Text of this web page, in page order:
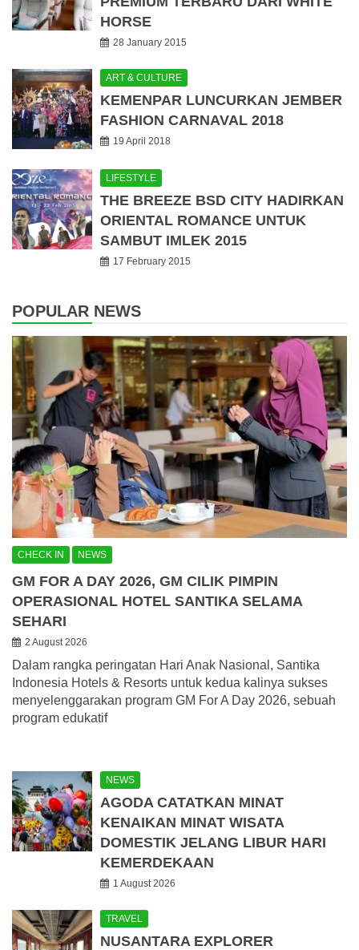
HORSE
28 January 2015
ART & CULTURE
KEMENPAR LUNCURKAN JEMBER
FASHION CARNAVAL 2018
19 April 2018
LIFESTYLE
THE BREEZE BSD CITY HADIRKAN
ORIENTAL ROMANCE UNTUK
SAMBUT IMLEK 2015
17 February 2015
POPULAR NEWS
CHECK IN NEWS
GM FOR A DAY 2026, GM CILIK PIMPIN
OPERASIONAL HOTEL SANTIKA SELAMA
SEHARI
2 August 2026
Dalam rangka peringatan Hari Anak Nasional, Santika
Indonesia Hotels & Resorts untuk kedua kalinya sukses
menyelenggarakan program GM For A Day 2026, sebuah
program edukatif
NEWS
AGODA CATATKAN MINAT
KENAIKAN MINAT WISATA
DOMESTIK JELANG LIBUR HARI
KEMERDEKAAN
1 August 2026
TRAVEL
NUSANTARA EXPLORER